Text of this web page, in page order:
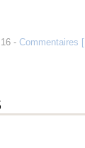
- Commentaires [